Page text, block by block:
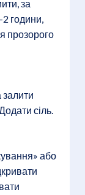
за
години,
прозорого
сіль.
або